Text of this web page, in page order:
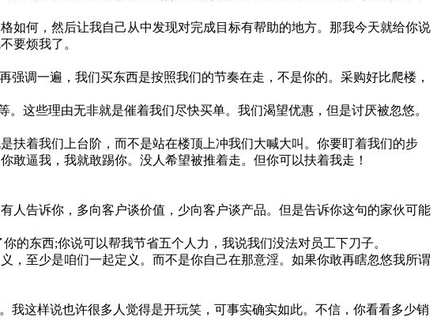
何，然后让我自己从中发现对完成目标有帮助的地方。那我今天就给你说
要烦我了。
调一遍，我们买东西是按照我们的节奏在走，不是你的。采购好比爬楼，
这些理由无非就是催着我们尽快买单。我们渴望优惠，但是讨厌被忽悠。
着我们上台阶，而不是站在楼顶上冲我们大喊大叫。你要盯着我们的步
逼我，我就敢踢你。没人希望被推着走。但你可以扶着我走！
告诉你，多向客户谈价值，少向客户谈产品。但是告诉你这句的家伙可能
东西;你说可以帮我节省五个人力，我说我们没法对员工下刀子。
至少是咱们一起定义。而不是你自己在那意淫。如果你敢再瞎忽悠我所谓
这样说也许很多人觉得是开玩笑，可事实确实如此。不信，你看看多少销